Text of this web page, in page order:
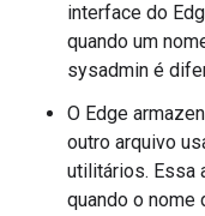
interface do
quando um
sysadmin é
O Edge
outro arquivo
utilitários. Essa
quando o nome